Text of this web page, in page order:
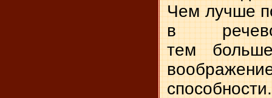
Чем лучше
в
тем
способности.